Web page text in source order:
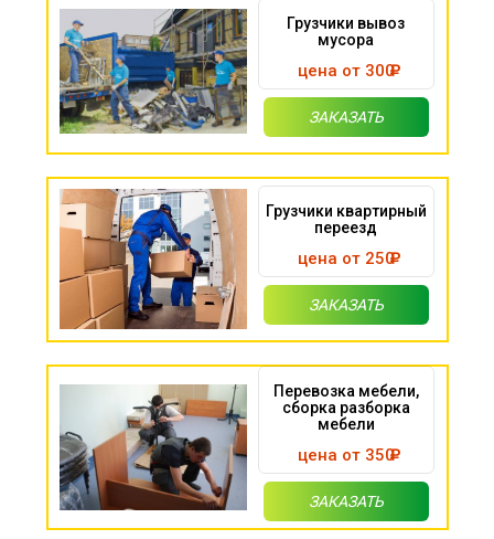
Грузчики вывоз
мусора
цена от 300
ЗАКАЗАТЬ
Грузчики квартирный
переезд
цена от 250
ЗАКАЗАТЬ
Перевозка мебели,
сборка разборка
мебели
цена от 350
ЗАКАЗАТЬ